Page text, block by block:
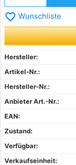
favorite_border Wunschliste
Hersteller:
Artikel-Nr.:
Hersteller-Nr.:
Anbieter Art.-Nr.:
EAN:
Zustand:
Verfügbar:
Verkaufseinheit: